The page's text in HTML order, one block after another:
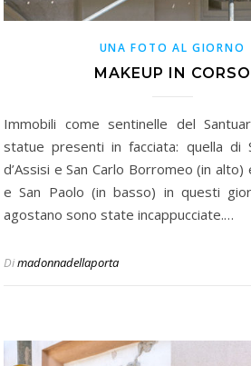
UNA FOTO AL GIORNO
MAKEUP IN CORSO
Immobili come sentinelle del
statue presenti in facciata: quella di
d’Assisi e San Carlo Borromeo (in alto)
e San Paolo (in basso) in questi
agostano sono state incappucciate.…
Dimadonnadellaporta